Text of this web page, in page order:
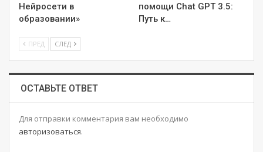
Нейросети в
образовании»
помощи Chat GPT 3.5:
Путь к…
ПРЕД СЛЕД
ОСТАВЬТЕ ОТВЕТ
Для отправки комментария вам необходимо
авторизоваться.